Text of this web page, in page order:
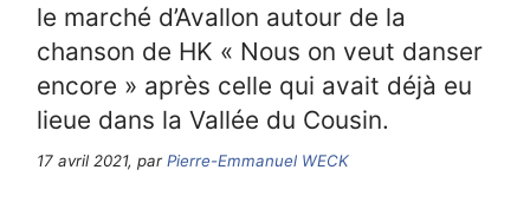
le marché d’Avallon autour de la
chanson de HK « Nous on veut danser
encore » après celle qui avait déjà eu
lieue dans la Vallée du Cousin.
17 avril 2021, parPierre-Emmanuel WECK